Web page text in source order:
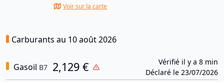
Voir sur la carte
Carburants au 10 août 2026
Gasoil B7 2,129 €
Vérifié il y a 8 min
Déclaré le 23/07/2026